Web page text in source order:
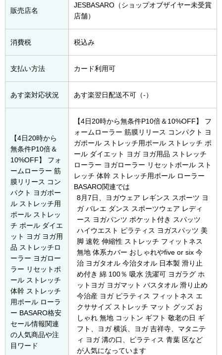
販売店名
JESBASARO（ショップオブザイヤー未受賞
店舗）
消費税 税込み
支払い方法 カード利用可
あす楽対応状況 あす楽翌日配送不可（-）
【4日20時から
無条件P10倍＆
10%OFF】 フォ
ームローラー 筋
膜リリース コン
パクト ヨガポー
ル ストレッチ用
ポール ストレッ
チ ポール ダイエ
ット ヨガ ヨガ用
品 ストレッチロ
ーラー ヨガロー
ラー リセットポ
ール ストレッチ
体幹 ストレッチ
用ポール ローラ
ー BASARO格安
セール情報関連
の人気商品や注
目ワード
【4日20時から無条件P10倍＆10%OFF】 フ
ォームローラー 筋膜リリース コンパクト ヨ
ガポール ストレッチ用ポール ストレッチ ポ
ール ダイエット ヨガ ヨガ用品 ストレッチ
ローラー ヨガローラー リセットポール スト
レッチ 体幹 ストレッチ用ポール ローラー
BASARO関連では
8月7日 、ヨガウェア レギンス スポーツ ヨ
ガ バレエ ダンス スポーツウェア レディ
ース ヨガパンツ ポケット付き スパッツ
ハイウエスト ピラティス ヨガスパッツ 美
脚 速乾 伸縮性 ストレッチ フィットネス
無地 体系カバー おしゃれやfive or six 今
治 ヨガタオル 今治タオル 日本製 滑り止
め付き 綿 100％ 吸水 洗濯可 ヨガラグ ホ
ットヨガ ヨガマット バスタオル 滑り止め
今治産 ヨガ ピラティス フィットネス エ
クササイズ ストレッチ マット グッズ お
しゃれ 無地 コットン ギフト 敬老の日 ギ
フト、ヨガ 横浜、ヨガ 吉祥寺、マタニテ
ィ ヨガ 溝の口、ピラティス 青葉 区など
が人気になっています